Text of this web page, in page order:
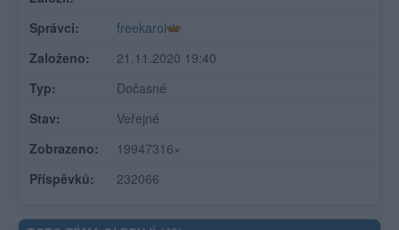
Správci:
freekarol
Založeno:
21.11.2020 19:40
Typ:
Dočasné
Stav:
Veřejné
Zobrazeno:
19947316×
Příspěvků:
232066